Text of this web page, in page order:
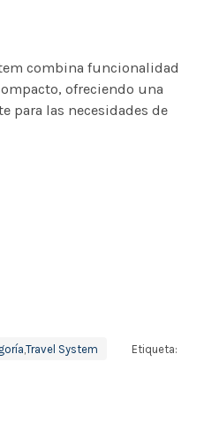
combina funcionalidad
ofreciendo una
para las necesidades de
,Travel System Etiqueta: